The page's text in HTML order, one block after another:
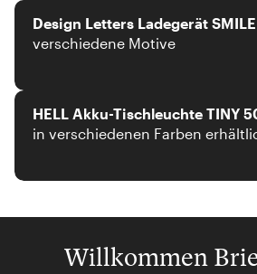
Design Letters Ladegerät
verschiedene Motive
HELL Akku-Tischleuchte TINY
in verschiedenen Farben
Willkommen